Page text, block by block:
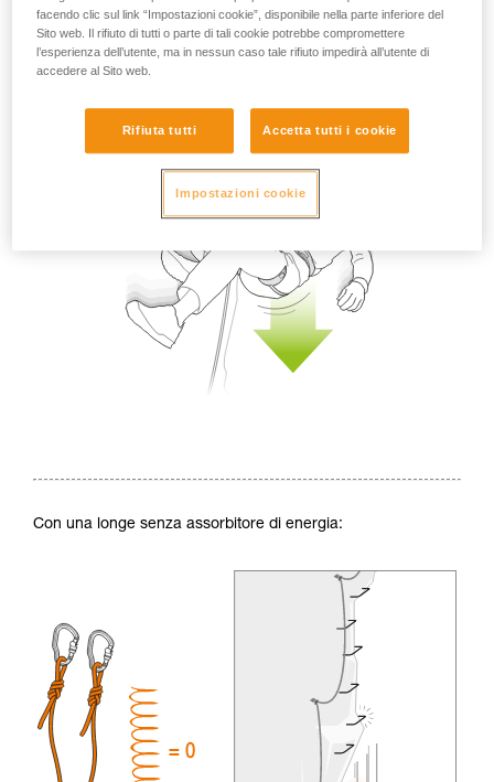
Con una longe senza assorbitore di energia:
facendo clic sul link “Impostazioni cookie”, disponibile nella parte inferiore del
Sito web. Il rifiuto di tutti o parte di tali cookie potrebbe compromettere
l’esperienza dell’utente, ma in nessun caso tale rifiuto impedirà all’utente di
accedere al Sito web.
Rifiuta tutti Accetta tutti i cookie
Impostazioni cookie